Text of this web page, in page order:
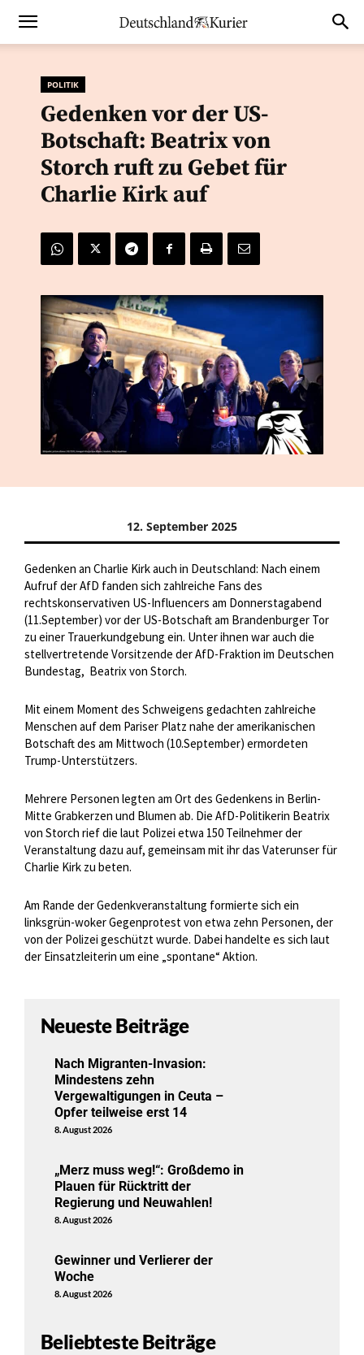
POLITIK
Gedenken vor der US-
Botschaft: Beatrix von
Storch ruft zu Gebet für
Charlie Kirk auf
12. September 2025
Gedenken an Charlie Kirk auch in Deutschland: Nach einem
Aufruf der AfD fanden sich zahlreiche Fans des
rechtskonservativen US-Influencers am Donnerstagabend
(11.September) vor der US-Botschaft am Brandenburger Tor
zu einer Trauerkundgebung ein. Unter ihnen war auch die
stellvertretende Vorsitzende der AfD-Fraktion im Deutschen
Bundestag, Beatrix von Storch.
Mit einem Moment des Schweigens gedachten zahlreiche
Menschen auf dem Pariser Platz nahe der amerikanischen
Botschaft des am Mittwoch (10.September) ermordeten
Trump-Unterstützers.
Mehrere Personen legten am Ort des Gedenkens in Berlin-
Mitte Grabkerzen und Blumen ab. Die AfD-Politikerin Beatrix
von Storch rief die laut Polizei etwa 150 Teilnehmer der
Veranstaltung dazu auf, gemeinsam mit ihr das Vaterunser für
Charlie Kirk zu beten.
Am Rande der Gedenkveranstaltung formierte sich ein
linksgrün-woker Gegenprotest von etwa zehn Personen, der
von der Polizei geschützt wurde. Dabei handelte es sich laut
der Einsatzleiterin um eine „spontane“ Aktion.
Neueste Beiträge
Nach Migranten-Invasion:
Mindestens zehn
Vergewaltigungen in Ceuta –
Opfer teilweise erst 14
8. August 2026
„Merz muss weg!“: Großdemo in
Plauen für Rücktritt der
Regierung und Neuwahlen!
8. August 2026
Gewinner und Verlierer der
Woche
8. August 2026
Beliebteste Beiträge